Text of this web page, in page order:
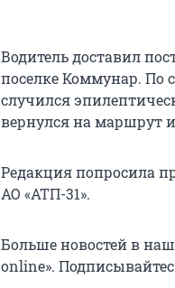
Водитель доставил
поселке Коммунар. По
случился
вернулся на маршрут и
Редакция попросила
АО «АТП-31».
Больше новостей в
online».